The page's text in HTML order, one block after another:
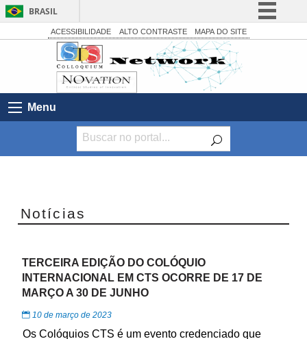
BRASIL
Simplifique!
Comunica BR
Participe
Legislação
Canais
ACESSIBILIDADE ALTO CONTRASTE MAPA DO SITE
Menu
Notícias
TERCEIRA EDIÇÃO DO COLÓQUIO
INTERNACIONAL EM CTS OCORRE DE 17 DE
MARÇO A 30 DE JUNHO
10 de março de 2023
Os Colóquios CTS é um evento credenciado que